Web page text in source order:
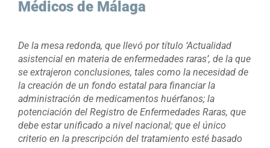
Médicos de Málaga
De la mesa redonda, que llevó por título ‘Actualidad
asistencial en materia de enfermedades raras’, de la que
se extrajeron conclusiones, tales como la necesidad de
la creación de un fondo estatal para financiar la
administración de medicamentos huérfanos; la
potenciación del Registro de Enfermedades Raras, que
debe estar unificado a nivel nacional; que el único
criterio en la prescripción del tratamiento esté basado